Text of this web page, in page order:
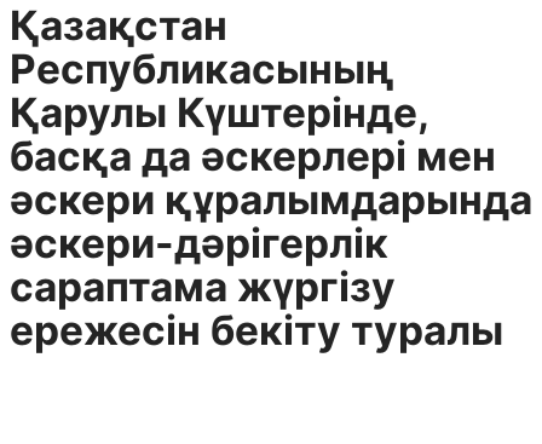
Қазақстан
Республикасының
Қарулы Күштерiнде,
басқа да әскерлерi мен
әскери құралымдарында
әскери-дәрiгерлiк
сараптама жүргiзу
ережесiн бекiту туралы